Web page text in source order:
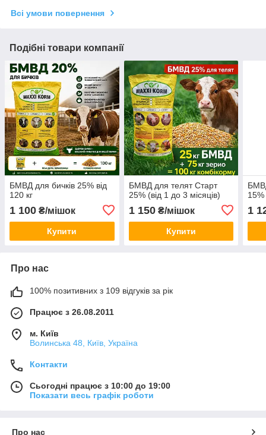
Всі умови повернення
Подібні товари компанії
БМВД для бичків 25% від
120 кг
1 100 ₴/мішок
Купити
БМВД для телят Старт
25% (від 1 до 3 місяців)
1 150₴/мішок
Купити
15%
1
Про нас
100% позитивних з 109 відгуків за рік
Працює з 26.08.2011
м. Київ
Волинська 48, Київ, Україна
Контакти
Сьогодні працює з 10:00 до 19:00
Показати весь графік роботи
Про нас